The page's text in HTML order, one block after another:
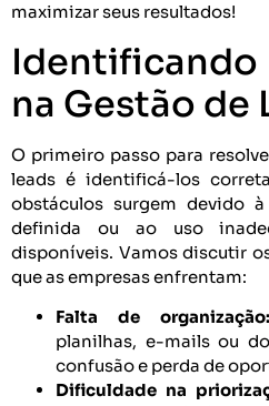
maximizar seus resultados!
na Gestão de
O primeiro passo para
leads é identificá-los
obstáculos surgem devido
definida ou ao uso
disponíveis. Vamos discutir
que as empresas enfrentam:
Falta de organização:
planilhas, e-mails ou
confusão e perda de
Dificuldade na